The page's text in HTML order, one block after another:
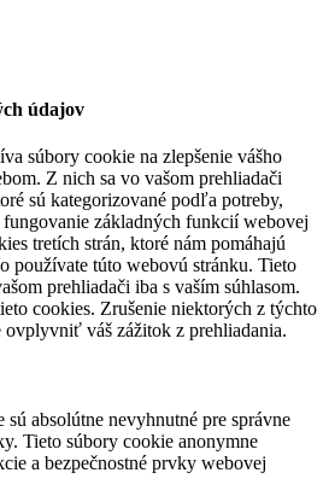
údajov
súbory cookie na zlepšenie vášho
Z nich sa vo vašom prehliadači
sú kategorizované podľa potreby,
fungovanie základných funkcií webovej
tretích strán, ktoré nám pomáhajú
používate túto webovú stránku. Tieto
prehliadači iba s vaším súhlasom.
cookies. Zrušenie niektorých z týchto
ovplyvniť váš zážitok z prehliadania.
absolútne nevyhnutné pre správne
Tieto súbory cookie anonymne
a bezpečnostné prvky webovej